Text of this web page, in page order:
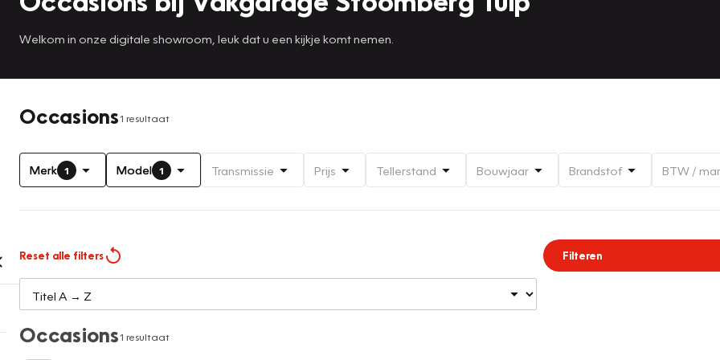
Welkom in onze digitale showroom, leuk dat u een kijkje komt nemen.
Occasions1 resultaat
Merk 1 Model 1 Transmissie Prijs Tellerstand Bouwjaar Brandstof BTW /
Reset alle filters Filteren
Occasions1 resultaat